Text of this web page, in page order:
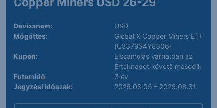
Devizanem:
USD
Mögöttes:
Global X Copper Miners ETF
(US37954Y8306)
Kupon:
Elszámolás várhatóan az
Értéknapot követő második
Futamidő:
3 év
Jegyzési időszak:
2026.08.05 – 2026.08.31.